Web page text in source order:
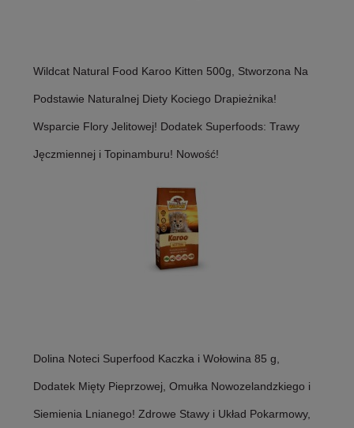
Wildcat Natural Food Karoo Kitten 500g, Stworzona Na
Podstawie Naturalnej Diety Kociego Drapieżnika!
Wsparcie Flory Jelitowej! Dodatek Superfoods: Trawy
Jęczmiennej i Topinamburu! Nowość!
Dolina Noteci Superfood Kaczka i Wołowina 85 g,
Dodatek Mięty Pieprzowej, Omułka Nowozelandzkiego i
Siemienia Lnianego! Zdrowe Stawy i Układ Pokarmowy,